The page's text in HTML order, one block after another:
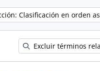
Clasificación en orden
Excluir términos